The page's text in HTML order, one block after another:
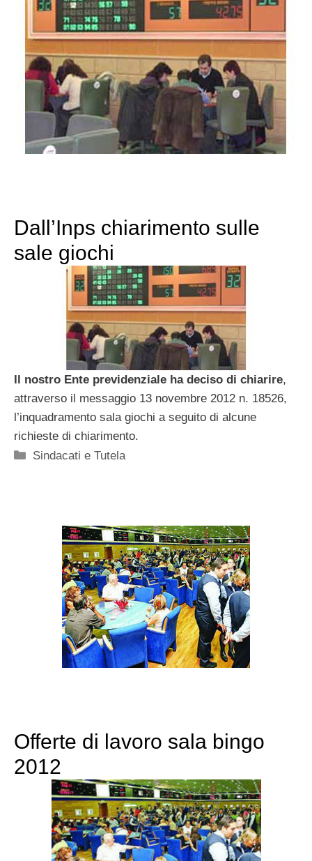
Dall’Inps chiarimento sulle
sale giochi
Il nostro Ente previdenziale ha deciso di chiarire,
attraverso il messaggio 13 novembre 2012 n. 18526,
l’inquadramento sala giochi a seguito di alcune
richieste di chiarimento.
Categorie
Sindacati e Tutela
Offerte di lavoro sala bingo
2012